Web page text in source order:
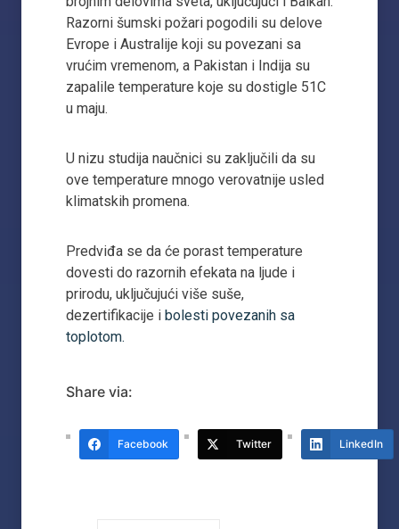
Razorni šumski požari pogodili su delove
Evrope i Australije koji su povezani sa
vrućim vremenom, a Pakistan i Indija su
zapalile temperature koje su dostigle 51C
u maju.
U nizu studija naučnici su zaključili da su
ove temperature mnogo verovatnije usled
klimatskih promena.
Predviđa se da će porast temperature
dovesti do razornih efekata na ljude i
prirodu, uključujući više suše,
dezertifikacije i bolesti povezanih sa
toplotom.
Share via:
Facebook Twitter LinkedIn